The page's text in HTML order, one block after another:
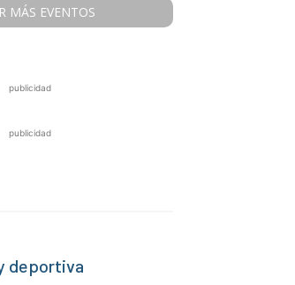
MÁS EVENTOS
publicidad
publicidad
deportiva